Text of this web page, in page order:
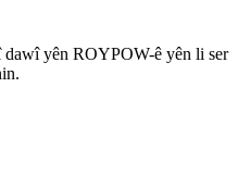
dawî yên ROYPOW-ê yên li ser